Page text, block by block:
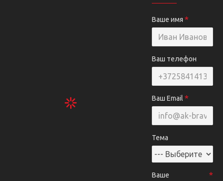
Ваше имя
Ваш телефон
Ваш Email
Тема
Ваше